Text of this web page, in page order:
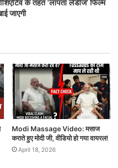
के तहत ‘लापता लेडीज’ फिल्म
जाएगी
Modi Massage Video: मसाज
कराते हुए मोदी जी, वीडियो हो गया वायरल!
April 18, 2026